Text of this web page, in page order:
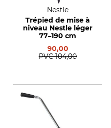
Nestle
Trépied de mise à
niveau Nestle léger
77–190 cm
90,00
PVC 104,00